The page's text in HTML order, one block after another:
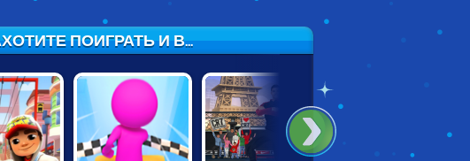
ПОИГРАТЬ И В...